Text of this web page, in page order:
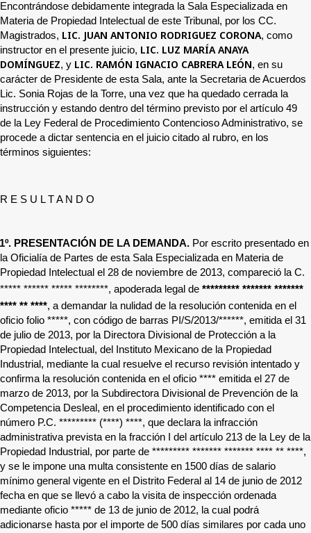
Encontrándose debidamente integrada la Sala Especializada en
Materia de Propiedad Intelectual de este Tribunal, por los CC.
Magistrados, LIC. JUAN ANTONIO RODRIGUEZ CORONA, como
instructor en el presente juicio, LIC. LUZ MARÍA ANAYA
DOMÍNGUEZ, y LIC. RAMÓN IGNACIO CABRERA LEÓN, en su
carácter de Presidente de esta Sala, ante la Secretaria de Acuerdos
Lic. Sonia Rojas de la Torre, una vez que ha quedado cerrada la
instrucción y estando dentro del término previsto por el artículo 49
de la Ley Federal de Procedimiento Contencioso Administrativo, se
procede a dictar sentencia en el juicio citado al rubro, en los
términos siguientes:
R E S U L T A N D O
1º. PRESENTACIÓN DE LA DEMANDA. Por escrito presentado en
la Oficialía de Partes de esta Sala Especializada en Materia de
Propiedad Intelectual el 28 de noviembre de 2013, compareció la C.
***** ****** ***** ********, apoderada legal de ********* ******* *******
**** ** ****, a demandar la nulidad de la resolución contenida en el
oficio folio *****, con código de barras PI/S/2013/******, emitida el 31
de julio de 2013, por la Directora Divisional de Protección a la
Propiedad Intelectual, del Instituto Mexicano de la Propiedad
Industrial, mediante la cual resuelve el recurso revisión intentado y
confirma la resolución contenida en el oficio **** emitida el 27 de
marzo de 2013, por la Subdirectora Divisional de Prevención de la
Competencia Desleal, en el procedimiento identificado con el
número P.C. ********* (****) ****, que declara la infracción
administrativa prevista en la fracción I del artículo 213 de la Ley de la
Propiedad Industrial, por parte de ********* ******* ******* **** ** ****,
y se le impone una multa consistente en 1500 días de salario
mínimo general vigente en el Distrito Federal al 14 de junio de 2012
fecha en que se llevó a cabo la visita de inspección ordenada
mediante oficio ***** de 13 de junio de 2012, la cual podrá
adicionarse hasta por el importe de 500 días similares por cada uno